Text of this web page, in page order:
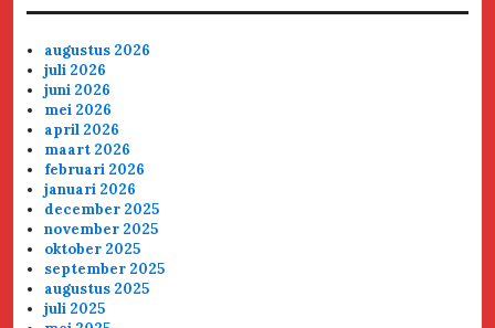
augustus 2026
juli 2026
juni 2026
mei 2026
april 2026
maart 2026
februari 2026
januari 2026
december 2025
november 2025
oktober 2025
september 2025
augustus 2025
juli 2025